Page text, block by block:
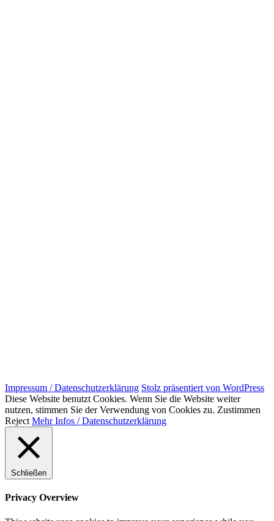
Impressum / Datenschutzerklärung Stolz präsentiert von WordPress
Diese Website benutzt Cookies. Wenn Sie die Website weiter
nutzen, stimmen Sie der Verwendung von Cookies zu. Zustimmen
Reject Mehr Infos / Datenschutzerklärung
Schließen
Privacy Overview